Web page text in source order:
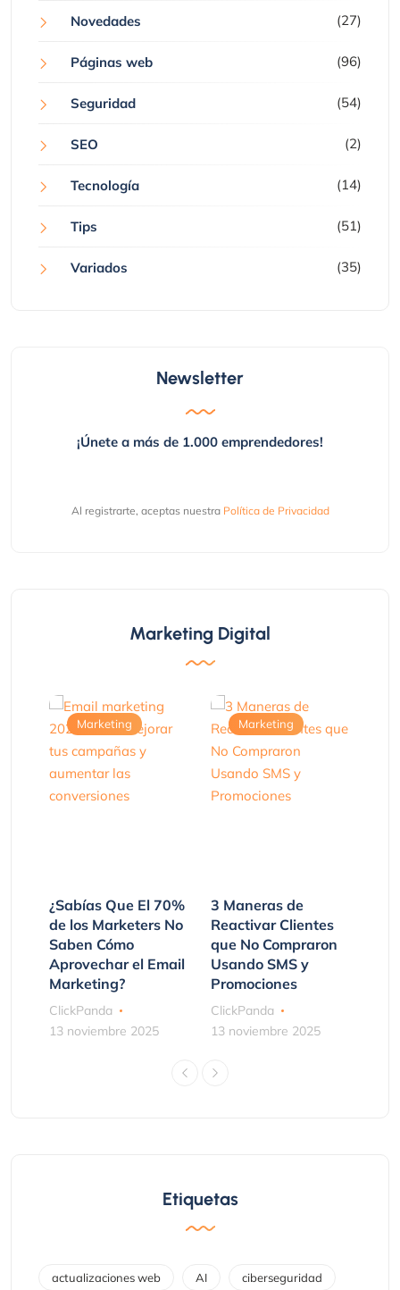
Novedades (27)
Páginas web (96)
Seguridad (54)
SEO (2)
Tecnología (14)
Tips (51)
Variados (35)
Newsletter
¡Únete a más de 1.000 emprendedores!
Al registrarte, aceptas nuestra Política de Privacidad
Marketing Digital
Marketing
¿Sabías Que El 70%
de los Marketers No
Saben Cómo
Aprovechar el Email
Marketing?
ClickPanda
13 noviembre 2025
Marketing
3 Maneras de
Reactivar Clientes
que No Compraron
Usando SMS y
Promociones
ClickPanda
13 noviembre 2025
Etiquetas
actualizaciones web AI ciberseguridad